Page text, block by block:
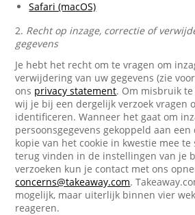
Safari (macOS)
2. Recht op inzage, correctie of
gegevens
Je hebt het recht om te vragen om
verwijdering van uw gegevens (zie
ons privacy statement. Om misbruik
wij je bij een dergelijk verzoek vragen
identificeren. Wanneer het gaat om
persoonsgegevens gekoppeld aan een
kopie van het cookie in kwestie mee te
terug vinden in de instellingen van je
verzoeken kun je contact met ons
concerns@takeaway.com.
mogelijk, maar uiterlijk binnen vier
reageren.